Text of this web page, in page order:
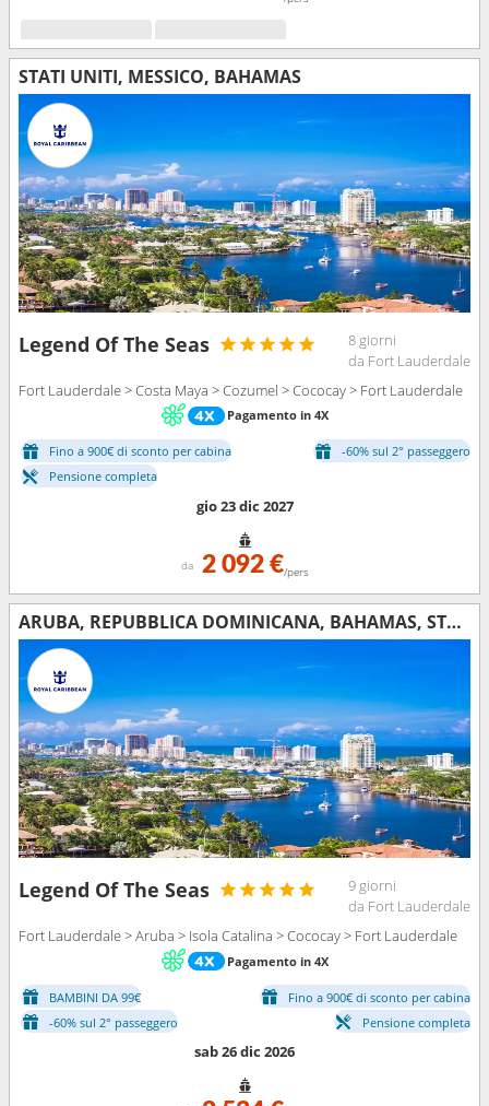
STATI UNITI, MESSICO, BAHAMAS
Legend Of The Seas
8 giorni
da Fort Lauderdale
Fort Lauderdale > Costa Maya > Cozumel > Cococay > Fort Lauderdale
Pagamento in 4X
Fino a 900€ di sconto per cabina
-60% sul 2° passeggero
Pensione completa
gio 23 dic 2027
da 2 092 €/pers
ARUBA, REPUBBLICA DOMINICANA, BAHAMAS, STATI UNITI
Legend Of The Seas
9 giorni
da Fort Lauderdale
Fort Lauderdale > Aruba > Isola Catalina > Cococay > Fort Lauderdale
Pagamento in 4X
BAMBINI DA 99€
Fino a 900€ di sconto per cabina
-60% sul 2° passeggero
Pensione completa
sab 26 dic 2026